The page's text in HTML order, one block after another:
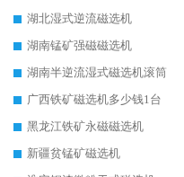
湖北湿式逆流磁选机
湖南锰矿强磁磁选机
湖南半逆流湿式磁选机滚筒
广西铁矿磁选机多少钱1台
黑龙江铁矿永磁磁选机
新疆贫锰矿磁选机